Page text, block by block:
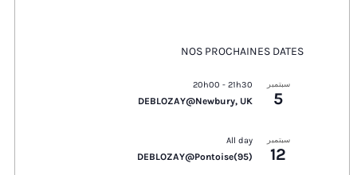
NOS PROCHAINES DATES
سبتمبر
5
20h00 -21h30
DEBLOZAY@Newbury, UK
سبتمبر
12
All day
DEBLOZAY@Pontoise(95)